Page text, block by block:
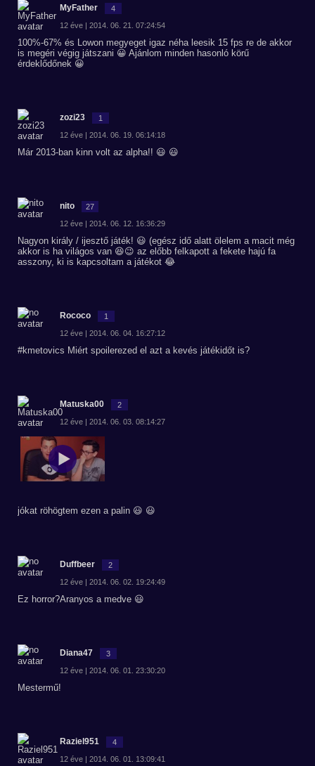
MyFather 4
12 éve | 2014. 06. 21. 07:24:54
100%-67% és Lowon megyeget igaz néha leesik 15 fps re de akkor
is megéri végig játszani 😀 Ajánlom minden hasonló körű
érdeklődőnek 😀
zozi23 1
12 éve | 2014. 06. 19. 06:14:18
Már 2013-ban kinn volt az alpha!! 😃 😃
nito 27
12 éve | 2014. 06. 12. 16:36:29
Nagyon király / ijesztő játék! 😃 (egész idő alatt ölelem a macit még
akkor is ha világos van 😆😉 az előbb felkapott a fekete hajú fa
asszony, ki is kapcsoltam a játékot 😂
Rococo 1
12 éve | 2014. 06. 04. 16:27:12
#kmetovics Miért spoilerezed el azt a kevés játékidőt is?
Matuska00 2
12 éve | 2014. 06. 03. 08:14:27
jókat röhögtem ezen a palin 😃 😃
Duffbeer 2
12 éve | 2014. 06. 02. 19:24:49
Ez horror?Aranyos a medve 😃
Diana47 3
12 éve | 2014. 06. 01. 23:30:20
Mestermű!
Raziel951 4
12 éve | 2014. 06. 01. 13:09:41